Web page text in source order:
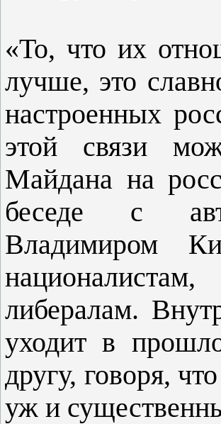
«То, что их
лучше, это
настроенных
этой связи
Майдана на
беседе с
Владимиром
либералам.
уходит в
другу, говоря,
уж и